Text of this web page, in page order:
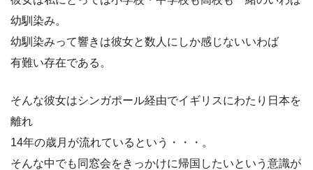
幼馴染み。
幼馴染みって響きは彼女と数人にしか感じないいわば
有難い存在である。
そんな彼女はシンガポール経由でイギリスにわたり日本を
離れ
14年の歳月が流れているという・・・。
そんな中でも同窓会をきっかけに帰国したいという意識が